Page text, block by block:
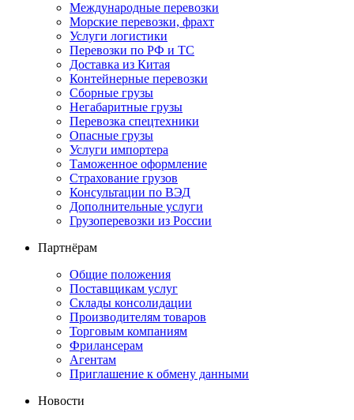
Международные перевозки
Морские перевозки, фрахт
Услуги логистики
Перевозки по РФ и ТС
Доставка из Китая
Контейнерные перевозки
Сборные грузы
Негабаритные грузы
Перевозка спецтехники
Опасные грузы
Услуги импортера
Таможенное оформление
Страхование грузов
Консультации по ВЭД
Дополнительные услуги
Грузоперевозки из России
Партнёрам
Общие положения
Поставщикам услуг
Склады консолидации
Производителям товаров
Торговым компаниям
Фрилансерам
Агентам
Приглашение к обмену данными
Новости